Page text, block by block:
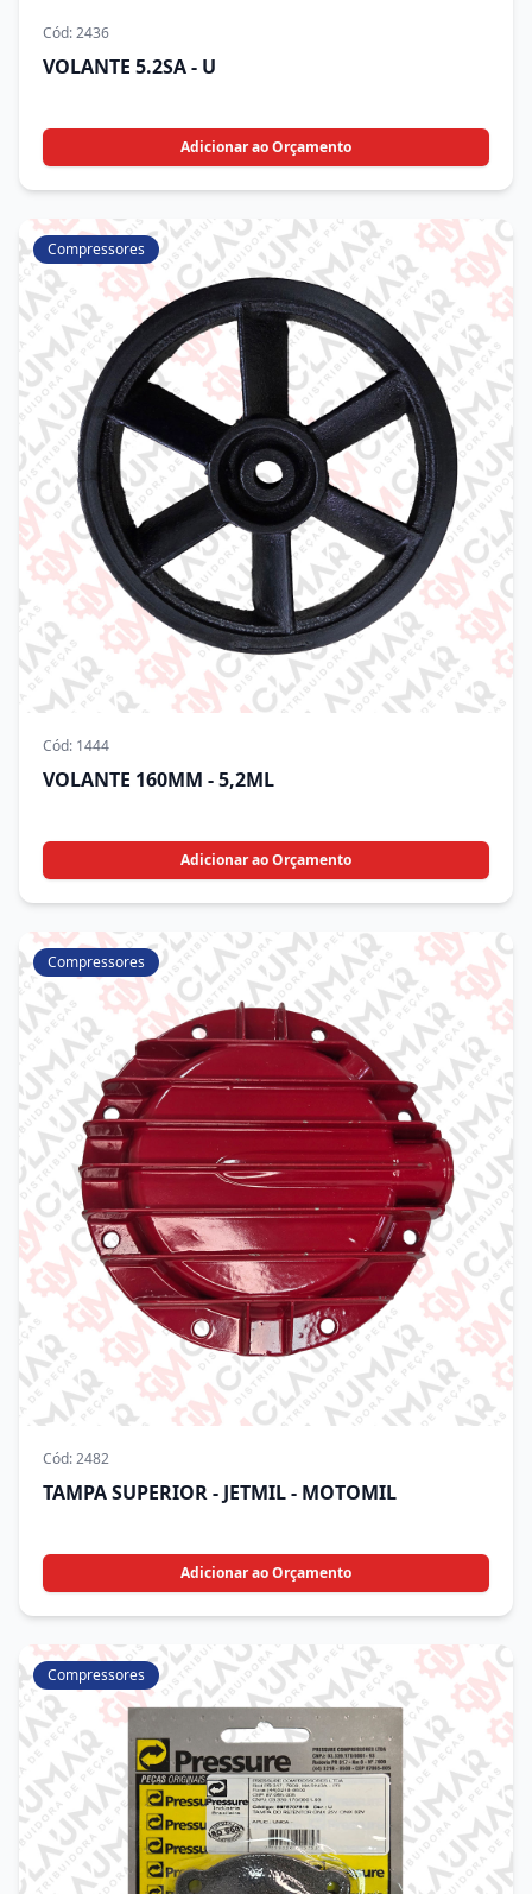
Cód:2436
VOLANTE 5.2SA - U
Adicionar ao Orçamento
Compressores
Cód: 1444
VOLANTE 160MM - 5,2ML
Adicionar ao Orçamento
Compressores
Cód:2482
TAMPA SUPERIOR - JETMIL - MOTOMIL
Adicionar ao Orçamento
Compressores